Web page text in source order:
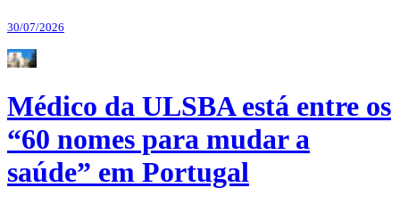
30/07/2026
Médico da ULSBA está entre os
“60 nomes para mudar a
saúde” em Portugal